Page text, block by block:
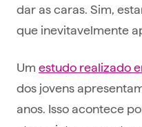
dar as caras. Sim,
que inevitavelmente
Um estudo realizado
dos jovens
anos. Isso acontece